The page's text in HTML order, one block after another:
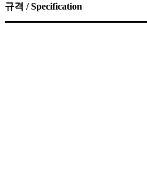
규격 / Specification